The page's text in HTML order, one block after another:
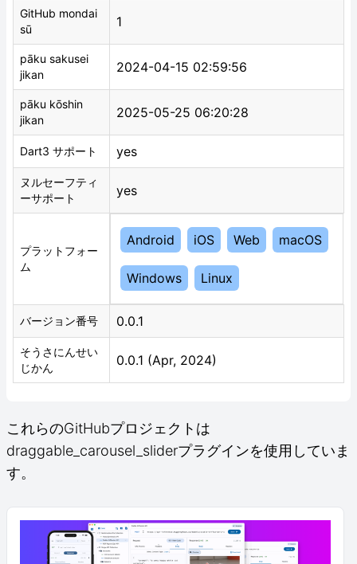
GitHub mondai
sū
1
pāku sakusei
jikan
2024-04-15 02:59:56
pāku kōshin
jikan
2025-05-25 06:20:28
Dart3 サポート yes
ヌルセーフティ
ーサポート
yes
プラットフォー
ム
Android iOS Web macOS
Windows Linux
バージョン番号 0.0.1
そうさにんせい
じかん
0.0.1 (Apr, 2024)
これらのGitHubプロジェクトは
draggable_carousel_sliderプラグインを使用していま
す。